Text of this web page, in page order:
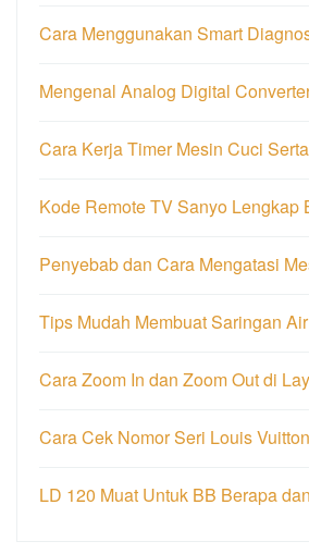
Cara Menggunakan Smart
Mengenal Analog Digital
Cara Kerja Timer Mesin Cuci
Kode Remote TV Sanyo
Penyebab dan Cara Mengatasi
Tips Mudah Membuat Saringan
Cara Zoom In dan Zoom Out di
Cara Cek Nomor Seri Louis
LD 120 Muat Untuk BB Berapa